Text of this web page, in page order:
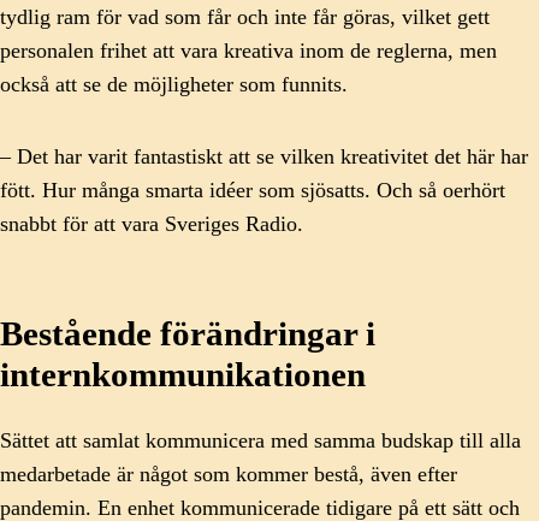
tydlig ram för vad som får och inte får göras, vilket gett
personalen frihet att vara kreativa inom de reglerna, men
också att se de möjligheter som funnits.
– Det har varit fantastiskt att se vilken kreativitet det här har
fött. Hur många smarta idéer som sjösatts. Och så oerhört
snabbt för att vara Sveriges Radio.
Bestående förändringar i
internkommunikationen
Sättet att samlat kommunicera med samma budskap till alla
medarbetade är något som kommer bestå, även efter
pandemin. En enhet kommunicerade tidigare på ett sätt och